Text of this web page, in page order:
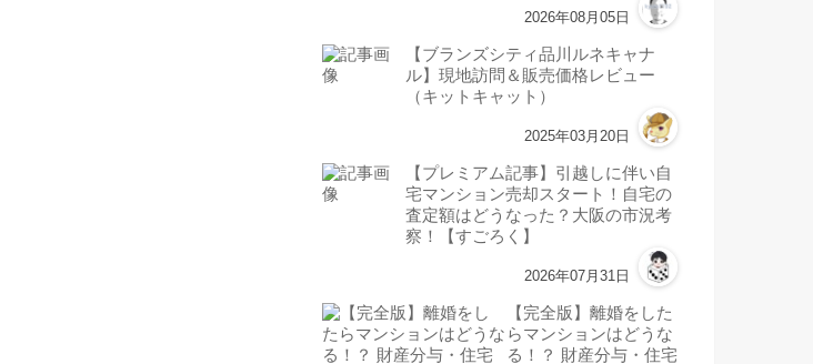
2026年08月05日
【ブランズシティ品川ルネキャナ
ル】現地訪問＆販売価格レビュー
（キットキャット）
2025年03月20日
【プレミアム記事】引越しに伴い自
宅マンション売却スタート！自宅の
査定額はどうなった？大阪の市況考
察！【すごろく】
2026年07月31日
【完全版】離婚をした
らマンションはどうな
る！？ 財産分与・住宅